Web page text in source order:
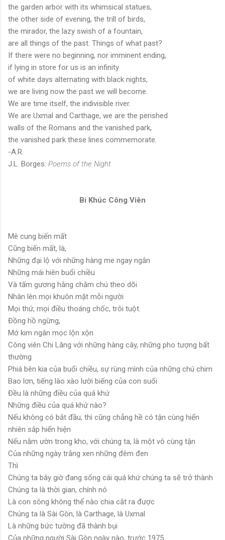
the garden arbor with its whimsical statues,
the other side of evening, the trill of birds,
the mirador, the lazy swish of a fountain,
are all things of the past. Things of what past?
If there were no beginning, nor imminent ending,
if lying in store for us is an infinity
of white days alternating with black nights,
we are living now the past we will become.
We are time itself, the indivisible river.
We are Uxmal and Carthage, we are the perished
walls of the Romans and the vanished park,
the vanished park these lines commemorate.
-A.R.
J.L. Borges: Poems of the Night
Bi Khúc Công Viên
Mê cung biến mất
Cũng biến mất, là,
Những đại lộ với những hàng me ngay ngắn
Những mái hiên buổi chiều
Và tấm gương hằng chăm chú theo dõi
Nhân lên mọi khuôn mặt mỗi người
Mọi thứ, mọi điều thoáng chốc, trôi tuột.
Đồng hồ ngừng,
Mớ kim ngân mọc lộn xộn
Công viên Chi Lăng với những hàng cây, những pho tượng bất
thường
Phiá bên kia của buổi chiều, sự rùng mình của những chú chim
Bao lơn, tiếng lào xào lười biếng của con suối
Đều là những điều của quá khứ
Những điều của quá khứ nào?
Nếu không có bắt đầu, thì cũng chẳng hề có tận cùng hiển
nhiên sắp hiển hiện
Nếu nằm ườn trong kho, với chúng ta, là một vô cùng tận
Của những ngày trắng xen những đêm đen
Thì
Chúng ta bây giờ đang sống cái quá khứ chúng ta sẽ trở thành
Chúng ta là thời gian, chính nó
Là con sông không thể nào chia cắt ra được
Chúng ta là Sài Gòn, là Carthage, là Uxmal
Là những bức tường đã thành bụi
Của những người Sài Gòn ngày nào, trước 1975